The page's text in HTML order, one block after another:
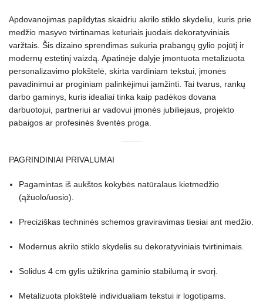
Apdovanojimas papildytas skaidriu akrilo stiklo skydeliu, kuris prie
medžio masyvo tvirtinamas keturiais juodais dekoratyviniais
varžtais. Šis dizaino sprendimas sukuria prabangų gylio pojūtį ir
modernų estetinį vaizdą. Apatinėje dalyje įmontuota metalizuota
personalizavimo plokštelė, skirta vardiniam tekstui, įmonės
pavadinimui ar proginiam palinkėjimui įamžinti. Tai tvarus, rankų
darbo gaminys, kuris idealiai tinka kaip padėkos dovana
darbuotojui, partneriui ar vadovui įmonės jubiliejaus, projekto
pabaigos ar profesinės šventės proga.
PAGRINDINIAI PRIVALUMAI
Pagamintas iš aukštos kokybės natūralaus kietmedžio
(ąžuolo/uosio).
Preciziškas techninės schemos graviravimas tiesiai ant medžio.
Modernus akrilo stiklo skydelis su dekoratyviniais tvirtinimais.
Solidus 4 cm gylis užtikrina gaminio stabilumą ir svorį.
Metalizuota plokštelė individualiam tekstui ir logotipams.